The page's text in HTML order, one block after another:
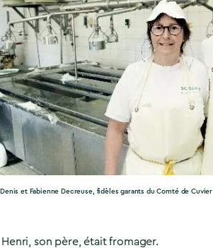
Denis et Fabienne Decreuse, fidèles garants du Comté de Cuvier
Henri, son père, était fromager.